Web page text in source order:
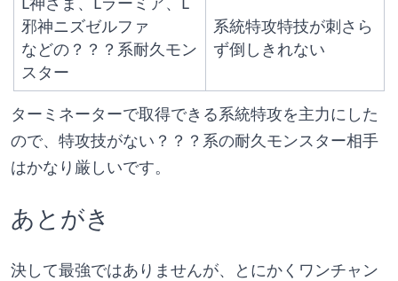
邪神ニズゼルファ
などの？？？系耐久モン
スター
系統特攻特技が刺さら
ず倒しきれない
ターミネーターで取得できる系統特攻を主力にした
ので、特攻技がない？？？系の耐久モンスター相手
はかなり厳しいです。
あとがき
決して最強ではありませんが、とにかくワンチャン